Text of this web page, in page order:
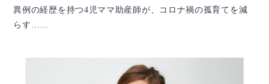
異例の経歴を持つ4児ママ助産師が、コロナ禍の孤育てを減
らす……